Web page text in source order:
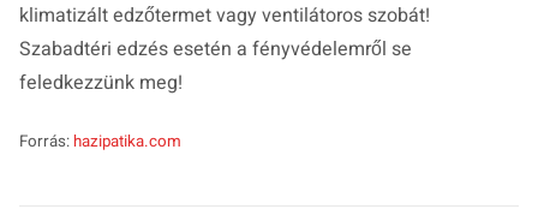
klimatizált edzőtermet vagy ventilátoros szobát!
Szabadtéri edzés esetén a fényvédelemről se
feledkezzünk meg!
Forrás: hazipatika.com